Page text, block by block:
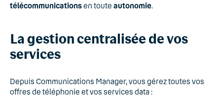
télécommunicationsen toute autonomie.
La gestion centralisée de vos
services
Depuis Communications Manager, vous gérez toutes vos
offres de téléphonie et vos services data :